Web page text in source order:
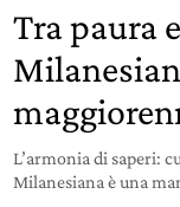
Tra paura
L’armonia di saperi:
Milanesiana è una